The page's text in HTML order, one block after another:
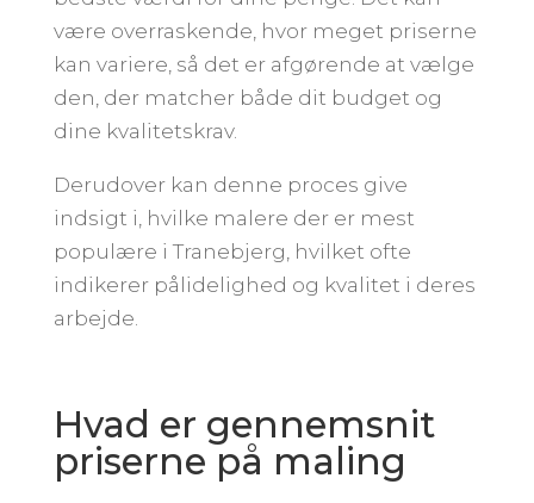
være overraskende, hvor meget priserne
kan variere, så det er afgørende at vælge
den, der matcher både dit budget og
dine kvalitetskrav.
Derudover kan denne proces give
indsigt i, hvilke malere der er mest
populære i Tranebjerg, hvilket ofte
indikerer pålidelighed og kvalitet i deres
arbejde.
Hvad er gennemsnit
priserne på maling